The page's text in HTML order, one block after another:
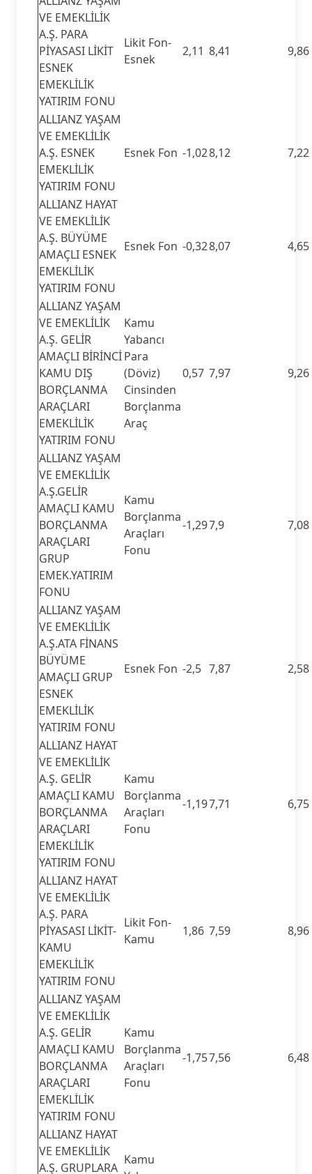
VE EMEKLİLİK
A.Ş. PARA
PİYASASI LİKİT
ESNEK
EMEKLİLİK
YATIRIM FONU
Likit Fon-
Esnek
2,11 8,41 9,86
ALLIANZ YAŞAM
VE EMEKLİLİK
A.Ş. ESNEK
EMEKLİLİK
YATIRIM FONU
Esnek Fon -1,028,12 7,22
ALLIANZ HAYAT
VE EMEKLİLİK
A.Ş. BÜYÜME
AMAÇLI ESNEK
EMEKLİLİK
YATIRIM FONU
Esnek Fon -0,328,07 4,65
ALLIANZ YAŞAM
VE EMEKLİLİK
A.Ş. GELİR
AMAÇLI BİRİNCİ
KAMU DIŞ
BORÇLANMA
ARAÇLARI
EMEKLİLİK
YATIRIM FONU
Kamu
Yabancı
Para
(Döviz)
Cinsinden
Borçlanma
Araç
0,57 7,97 9,26
ALLIANZ YAŞAM
VE EMEKLİLİK
A.Ş.GELİR
AMAÇLI KAMU
BORÇLANMA
ARAÇLARI
GRUP
EMEK.YATIRIM
FONU
Kamu
Borçlanma
Araçları
Fonu
-1,297,9 7,08
ALLIANZ YAŞAM
VE EMEKLİLİK
A.Ş.ATA FİNANS
BÜYÜME
AMAÇLI GRUP
ESNEK
EMEKLİLİK
YATIRIM FONU
Esnek Fon -2,5 7,87 2,58
ALLIANZ HAYAT
VE EMEKLİLİK
A.Ş. GELİR
AMAÇLI KAMU
BORÇLANMA
ARAÇLARI
EMEKLİLİK
YATIRIM FONU
Kamu
Borçlanma
Araçları
Fonu
-1,197,71 6,75
ALLIANZ HAYAT
VE EMEKLİLİK
A.Ş. PARA
PİYASASI LİKİT-
KAMU
EMEKLİLİK
YATIRIM FONU
Likit Fon-
Kamu
1,86 7,59 8,96
ALLIANZ YAŞAM
VE EMEKLİLİK
A.Ş. GELİR
AMAÇLI KAMU
BORÇLANMA
ARAÇLARI
EMEKLİLİK
YATIRIM FONU
Kamu
Borçlanma
Araçları
Fonu
-1,757,56 6,48
ALLIANZ HAYAT
VE EMEKLİLİK
A.Ş. GRUPLARA
Kamu